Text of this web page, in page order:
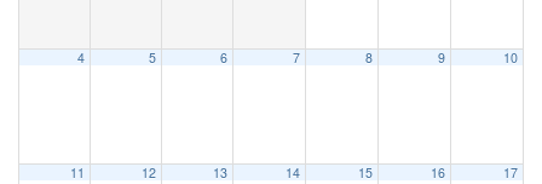
4 5 6 7 8 9 10
11 12 13 14 15 16 17